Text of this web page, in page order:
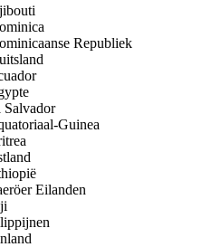
Republiek
Salvador
Guinea
Eilanden